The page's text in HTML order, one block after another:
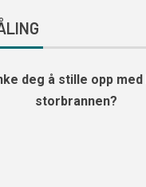
deg å stille opp
storbrannen?